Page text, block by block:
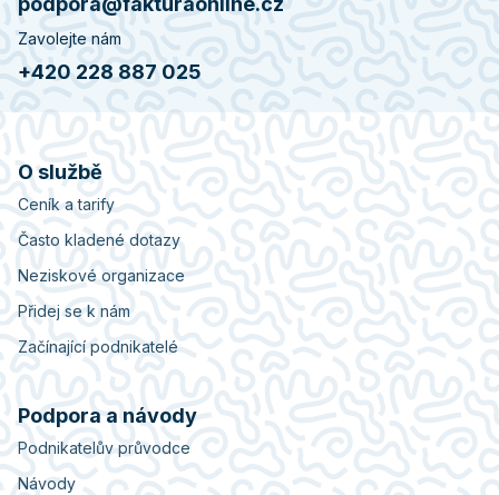
Zavolejte nám
+420 228 887 025
O službě
Ceník a tarify
Často kladené dotazy
Neziskové organizace
Přidej se k nám
Začínající podnikatelé
Podpora a návody
Podnikatelův průvodce
Návody